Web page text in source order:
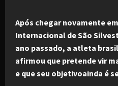
Após chegar novamente
Internacional de São
ano passado, a atleta
afirmou que pretende vir
e que seu objetivoainda é